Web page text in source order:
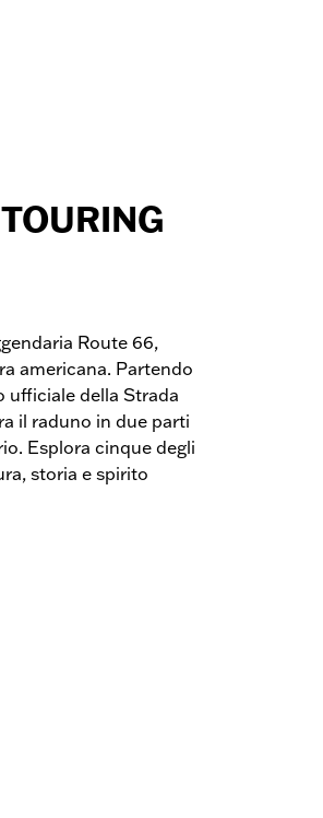
Route 66,
americana. Partendo
ufficiale della Strada
il raduno in due parti
Esplora cinque degli
storia e spirito